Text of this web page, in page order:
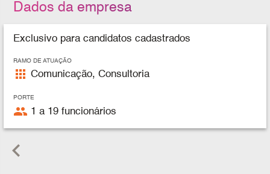
Dados da empresa
Exclusivo para candidatos cadastrados
RAMO DE ATUAÇÃO
apps Comunicação, Consultoria
PORTE
people 1 a 19 funcionários
keyboard_arrow_left